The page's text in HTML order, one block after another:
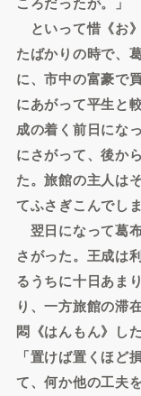
といって惜《お
たばかりの時で、
に、市中の富豪で
にあがって平生と
成の着く前日にな
にさがって、後か
た。旅館の主人は
てふさぎこんでしま
翌日になって葛
さがった。王成は
るうちに十日あま
り、一方旅館の滞
悶《はんもん》し
「置けば置くほど
て、何か他の工夫